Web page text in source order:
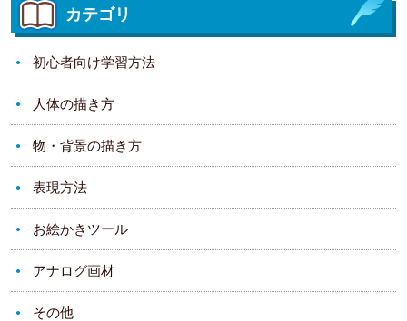
カテゴリ
初心者向け学習方法
人体の描き方
物・背景の描き方
表現方法
お絵かきツール
アナログ画材
その他